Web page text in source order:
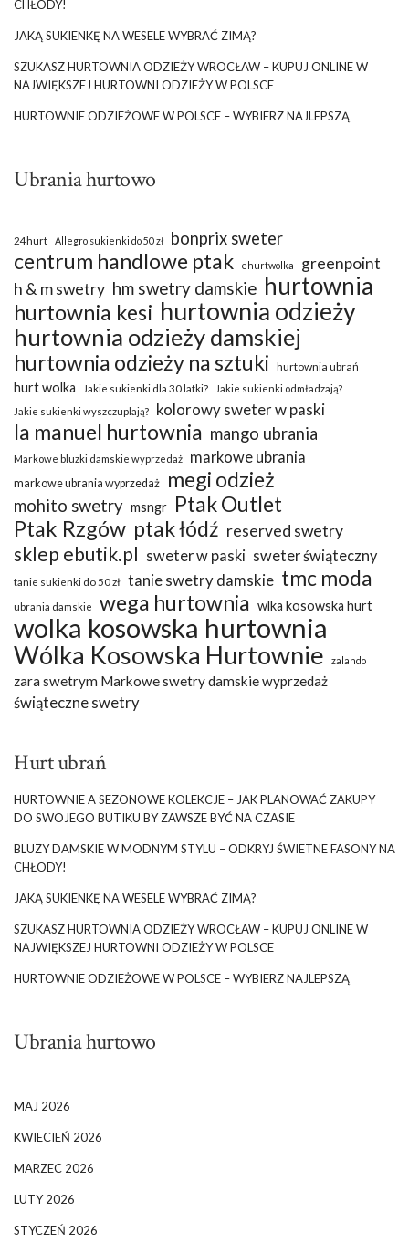
CHŁODY!
JAKĄ SUKIENKĘ NA WESELE WYBRAĆ ZIMĄ?
SZUKASZ HURTOWNIA ODZIEŻY WROCŁAW – KUPUJ ONLINE W
NAJWIĘKSZEJ HURTOWNI ODZIEŻY W POLSCE
HURTOWNIE ODZIEŻOWE W POLSCE – WYBIERZ NAJLEPSZĄ
Ubrania hurtowo
24hurt Allegro sukienki do 50 zł bonprix sweter
centrum handlowe ptak ehurtwolka
greenpoint
h & m swetry hm swetry damskie hurtownia
hurtownia kesi hurtownia odzieży
hurtownia odzieży damskiej
hurtownia odzieży na sztuki hurtownia ubrań
hurt wolka Jakie sukienki dla 30 latki?
Jakie sukienki odmładzają?
Jakie sukienki wyszczuplają?
kolorowy sweter w paski
la manuel hurtownia mango ubrania
Markowe bluzki damskie wyprzedaż markowe ubrania
markowe ubrania wyprzedaż megi odzież
mohito swetry msngr Ptak Outlet
Ptak Rzgów ptak łódź reserved swetry
sklep ebutik.pl sweter w paski sweter świąteczny
tanie sukienki do 50 zł tanie swetry damskie tmc moda
ubrania damskie wega hurtownia wlka kosowska hurt
wolka kosowska hurtownia
Wólka Kosowska Hurtownie zalando
zara swetrym Markowe swetry damskie wyprzedaż
świąteczne swetry
Hurt ubrań
HURTOWNIE A SEZONOWE KOLEKCJE – JAK PLANOWAĆ ZAKUPY
DO SWOJEGO BUTIKU BY ZAWSZE BYĆ NA CZASIE
BLUZY DAMSKIE W MODNYM STYLU – ODKRYJ ŚWIETNE FASONY NA
CHŁODY!
JAKĄ SUKIENKĘ NA WESELE WYBRAĆ ZIMĄ?
SZUKASZ HURTOWNIA ODZIEŻY WROCŁAW – KUPUJ ONLINE W
NAJWIĘKSZEJ HURTOWNI ODZIEŻY W POLSCE
HURTOWNIE ODZIEŻOWE W POLSCE – WYBIERZ NAJLEPSZĄ
Ubrania hurtowo
MAJ 2026
KWIECIEŃ 2026
MARZEC 2026
LUTY 2026
STYCZEŃ 2026